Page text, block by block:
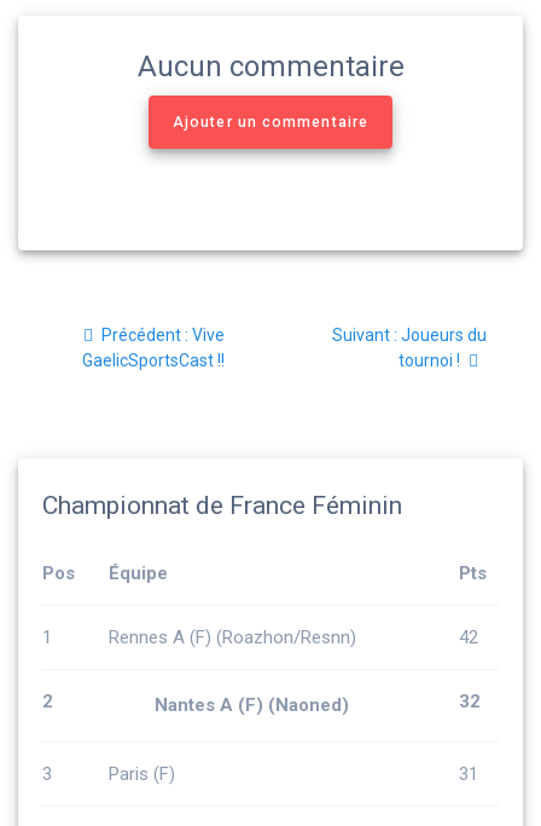
Aucun commentaire
Ajouter un commentaire
Précédent : Article
précédent
Vive
GaelicSportsCast !!
Suivant : Article
suivant
Joueurs du
tournoi !
Championnat de France Féminin
Pos Équipe Pts
1 Rennes A (F) (Roazhon/Resnn) 42
2 Nantes A (F) (Naoned) 32
3 Paris (F) 31